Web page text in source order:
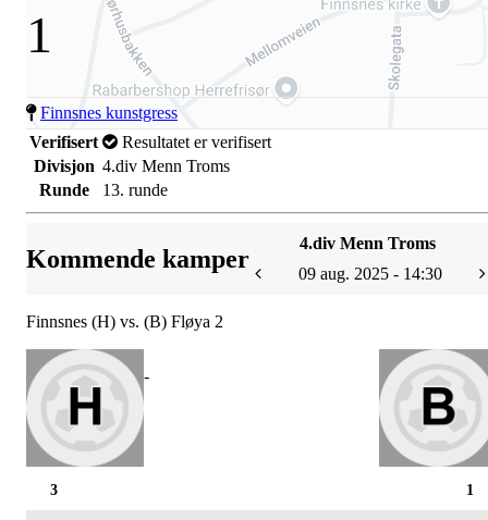
1
Finnsnes kunstgress
Verifisert
Resultatet er verifisert
Divisjon 4.div Menn Troms
Runde
13. runde
Kommende kamper
4.div Menn Troms
09 aug. 2025 - 14:30
Finnsnes (H) vs. (B) Fløya 2
-
1
3